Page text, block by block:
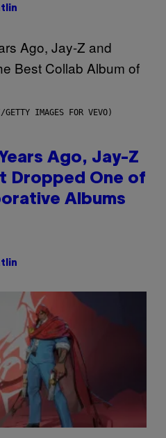
IMAGES FOR VEVO)
Ago, Jay-Z
Dropped One of
Albums